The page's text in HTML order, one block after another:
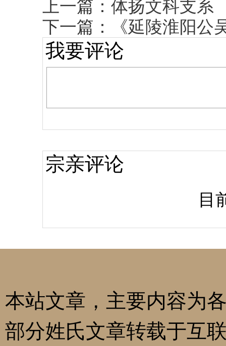
上一篇： 体扬文科支系
下一篇：
《延陵淮阳
我要评论
宗亲评论
目
本站文章，主要内容为
部分姓氏文章转载于互